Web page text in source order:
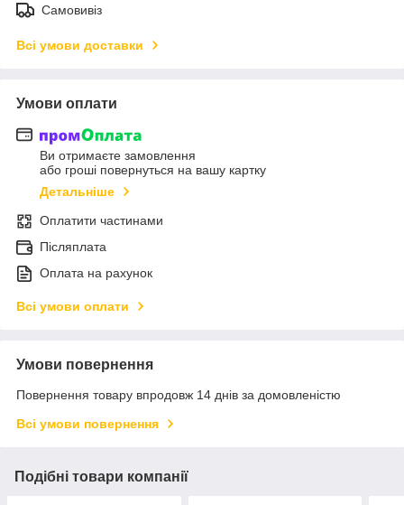
Самовивіз
Всі умови доставки
Умови оплати
Ви отримаєте замовлення
або гроші повернуться на вашу картку
Детальніше
Оплатити частинами
Післяплата
Оплата на рахунок
Всі умови оплати
Умови повернення
Повернення товару впродовж 14 днів за домовленістю
Всі умови повернення
Подібні товари компанії